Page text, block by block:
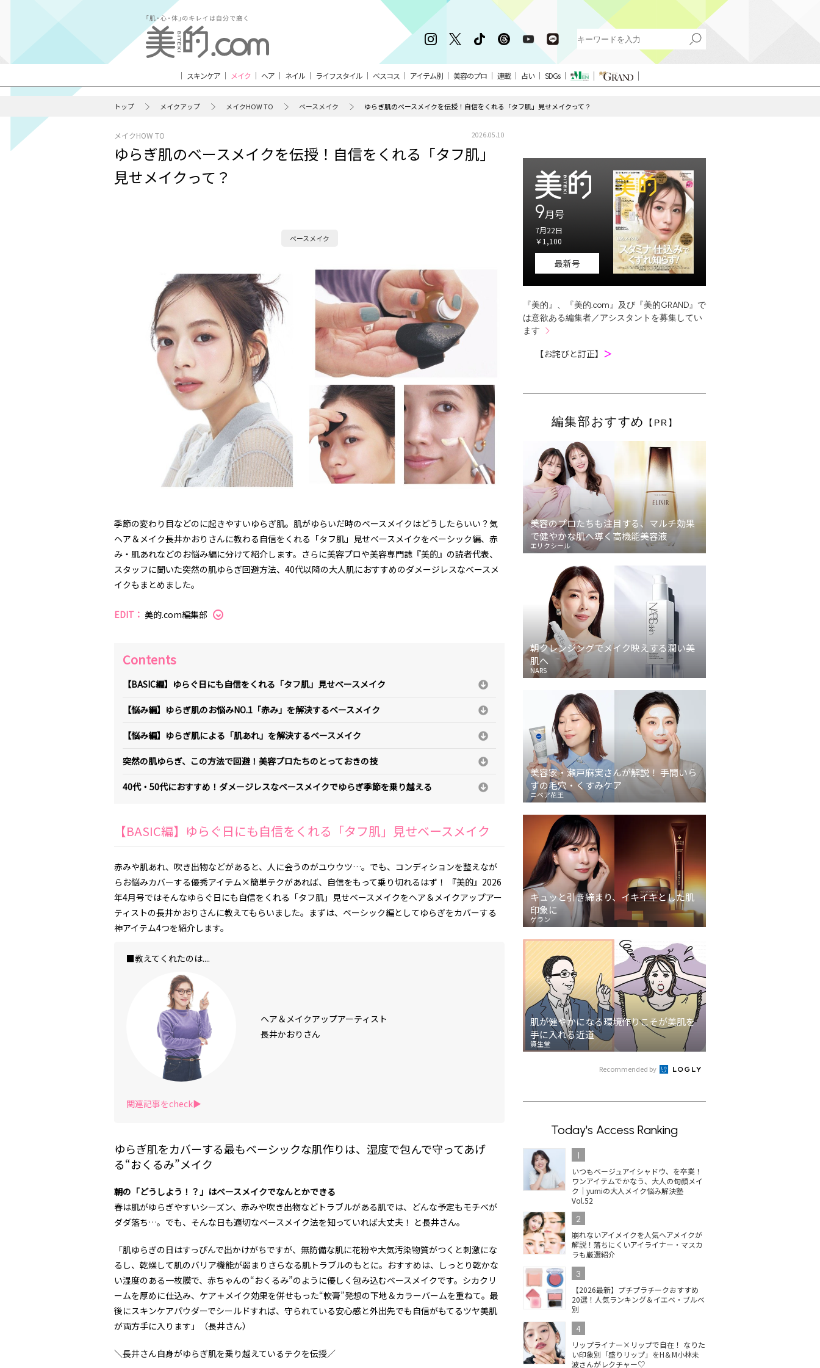
スキンケア メイク ヘア ネイル ライフスタイル ベスコス アイテム別 美容のプロ 連載 占い SDGs
トップ メイクアップ メイクHOW TO ベースメイク ゆらぎ肌のベースメイクを伝授！自信をくれる「タフ肌」見せメイクって？
メイクHOW TO 2026.05.10
ゆらぎ肌のベースメイクを伝授！自信をくれる「タフ肌」
見せメイクって？
ベースメイク
季節の変わり目などのに起きやすいゆらぎ肌。肌がゆらいだ時のベースメイクはどうしたらいい？気
ヘア＆メイク長井かおりさんに教わる自信をくれる「タフ肌」見せベースメイクをベーシック編、赤
み・肌あれなどのお悩み編に分けて紹介します。さらに美容プロや美容専門誌『美的』の読者代表、
スタッフに聞いた突然の肌ゆらぎ回避方法、40代以降の大人肌におすすめのダメージレスなベースメ
イクもまとめました。
EDIT： 美的.com編集部
Contents
【BASIC編】ゆらぐ日にも自信をくれる「タフ肌」見せベースメイク
【悩み編】ゆらぎ肌のお悩みNO.1「赤み」を解決するベースメイク
【悩み編】ゆらぎ肌による「肌あれ」を解決するベースメイク
突然の肌ゆらぎ、この方法で回避！美容プロたちのとっておきの技
40代・50代におすすめ！ダメージレスなベースメイクでゆらぎ季節を乗り越える
【BASIC編】ゆらぐ日にも自信をくれる「タフ肌」見せベースメイク
赤みや肌あれ、吹き出物などがあると、人に会うのがユウウツ…。でも、コンディションを整えなが
らお悩みカバーする優秀アイテム×簡単テクがあれば、自信をもって乗り切れるはず！ 『美的』2026
年4月号ではそんなゆらぐ日にも自信をくれる「タフ肌」見せベースメイクをヘア＆メイクアップアー
ティストの長井かおりさんに教えてもらいました。まずは、ベーシック編としてゆらぎをカバーする
神アイテム4つを紹介します。
■教えてくれたのは....
ヘア＆メイクアップアーティスト
長井かおりさん
関連記事をcheck▶︎
ゆらぎ肌をカバーする最もベーシックな肌作りは、湿度で包んで守ってあげ
る“おくるみ”メイク
朝の「どうしよう！？」はベースメイクでなんとかできる
春は肌がゆらぎやすいシーズン、赤みや吹き出物などトラブルがある肌では、どんな予定もモチベが
ダダ落ち…。でも、そんな日も適切なベースメイク法を知っていれば大丈夫！ と長井さん。
「肌ゆらぎの日はすっぴんで出かけがちですが、無防備な肌に花粉や大気汚染物質がつくと刺激にな
るし、乾燥して肌のバリア機能が弱まりさらなる肌トラブルのもとに。おすすめは、しっとり乾かな
い湿度のある一枚膜で、赤ちゃんの“おくるみ”のように優しく包み込むベースメイクです。シカクリ
ームを厚めに仕込み、ケア＋メイク効果を併せもった“軟膏”発想の下地＆カラーバームを重ねて。最
後にスキンケアパウダーでシールドすれば、守られている安心感と外出先でも自信がもてるツヤ美肌
が両方手に入ります」（長井さん）
＼長井さん自身がゆらぎ肌を乗り越えているテクを伝授／
9月号
7月22日
￥1,100
最新号
『美的』、『美的.com』及び『美的GRAND』で
は意欲ある編集者／アシスタントを募集してい
ます
【お詫びと訂正】 ＞
編集部おすすめ 【PR】
美容のプロたちも注目する、マルチ効果
で健やかな肌へ導く高機能美容液
エリクシール
朝クレンジングでメイク映えする潤い美
肌へ
NARS
美容家・瀬戸麻実さんが解説！ 手間いら
ずの毛穴・くすみケア
ニベア花王
キュッと引き締まり、イキイキとした肌
印象に
ゲラン
肌が健やかになる環境作りこそが美肌を
手に入れる近道
資生堂
Recommended by
Today's Access Ranking
1
いつもベージュアイシャドウ、を卒業！
ワンアイテムでかなう、大人の旬顔メイ
ク｜yumiの大人メイク悩み解決塾
Vol.52
2
崩れないアイメイクを人気ヘアメイクが
解説！落ちにくいアイライナー・マスカ
ラも厳選紹介
3
【2026最新】プチプラチークおすすめ
20選！人気ランキング＆イエベ・ブルべ
別
4
リップライナー×リップで自在！ なりた
い印象別「盛りリップ」をH＆M小林未
波さんがレクチャー♡